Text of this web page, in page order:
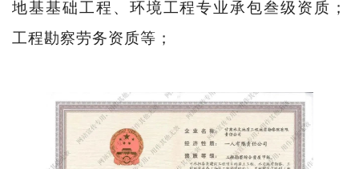
地基基础工程、环境工程专业承包叁级资质；
工程勘察劳务资质等；